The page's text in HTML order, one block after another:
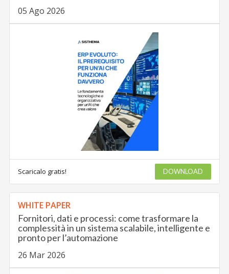
05 Ago 2026
Scaricalo gratis! DOWNLOAD
WHITE PAPER
Fornitori, dati e processi: come trasformare la
complessità in un sistema scalabile, intelligente e
pronto per l’automazione
26 Mar 2026